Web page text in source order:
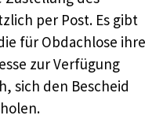
per Post. Es gibt
für Obdachlose ihre
zur Verfügung
sich den Bescheid